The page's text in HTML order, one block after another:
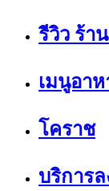
รีวิว ร้า
เมนูอาห
โคราช
บริการ